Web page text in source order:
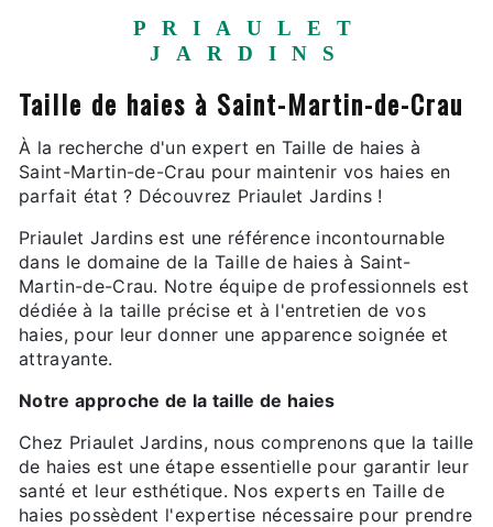
PRIAULET
JARDINS
Taille de haies à Saint-Martin-de-Crau
À la recherche d'un expert en Taille de haies à
Saint-Martin-de-Crau pour maintenir vos haies en
parfait état ? Découvrez Priaulet Jardins !
Priaulet Jardins est une référence incontournable
dans le domaine de la Taille de haies à Saint-
Martin-de-Crau. Notre équipe de professionnels est
dédiée à la taille précise et à l'entretien de vos
haies, pour leur donner une apparence soignée et
attrayante.
Notre approche de la taille de haies
Chez Priaulet Jardins, nous comprenons que la taille
de haies est une étape essentielle pour garantir leur
santé et leur esthétique. Nos experts en Taille de
haies possèdent l'expertise nécessaire pour prendre